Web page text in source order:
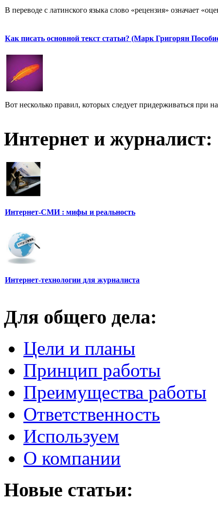
В переводе с латинского языка слово «рецензия» означает
Как писать основной текст статьи? (Марк Григорян
Вот несколько правил, которых следует придерживаться при
Интернет и журналист:
Интернет-СМИ : мифы и реальность
Интернет-технологии для журналиста
Для общего дела:
Цели и планы
Принцип работы
Преимущества работы
Ответственность
Используем
О компании
Новые статьи: